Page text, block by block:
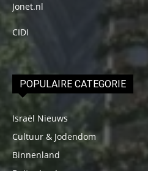
Jonet.nl
CIDI
POPULAIRE CATEGORIE
Israël Nieuws
Cultuur & Jodendom
Binnenland